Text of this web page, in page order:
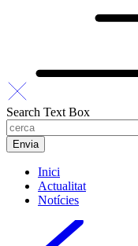
Search Text Box
Inici
Actualitat
Notícies